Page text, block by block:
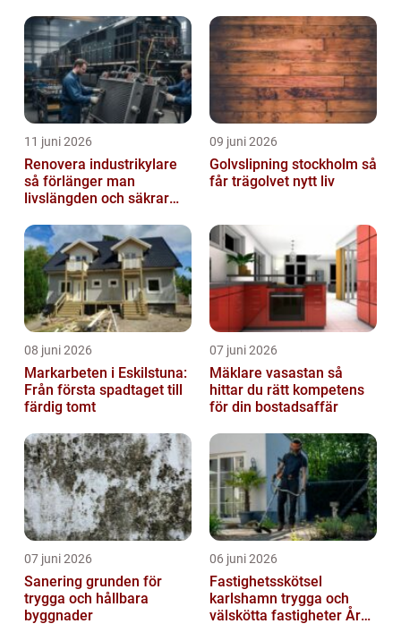
11 juni 2026
Renovera industrikylare
så förlänger man
livslängden och säkrar
09 juni 2026
Golvslipning stockholm så
får trägolvet nytt liv
08 juni 2026
Markarbeten i Eskilstuna:
Från första spadtaget till
färdig tomt
07 juni 2026
Mäklare vasastan så
hittar du rätt kompetens
för din bostadsaffär
07 juni 2026
Sanering grunden för
trygga och hållbara
byggnader
06 juni 2026
Fastighetsskötsel
karlshamn trygga och
välskötta fastigheter Året